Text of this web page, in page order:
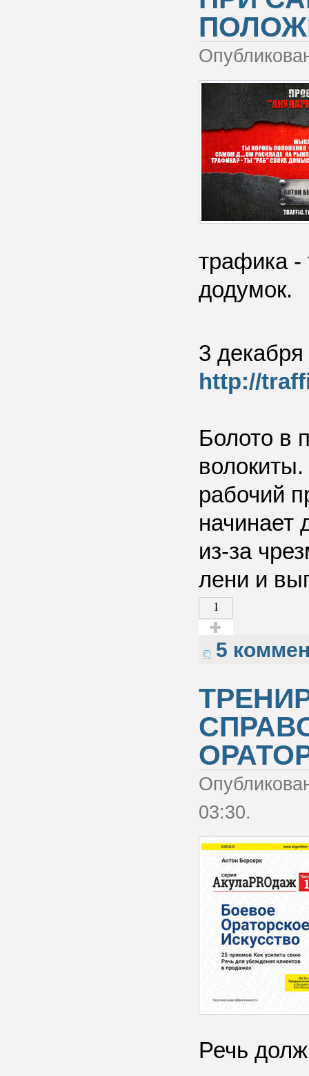
трафика
додумок.
3
http://
Болото в
рабочий
начинает
из-за
лени и
1
Голос за!
5
03:30.
Речь